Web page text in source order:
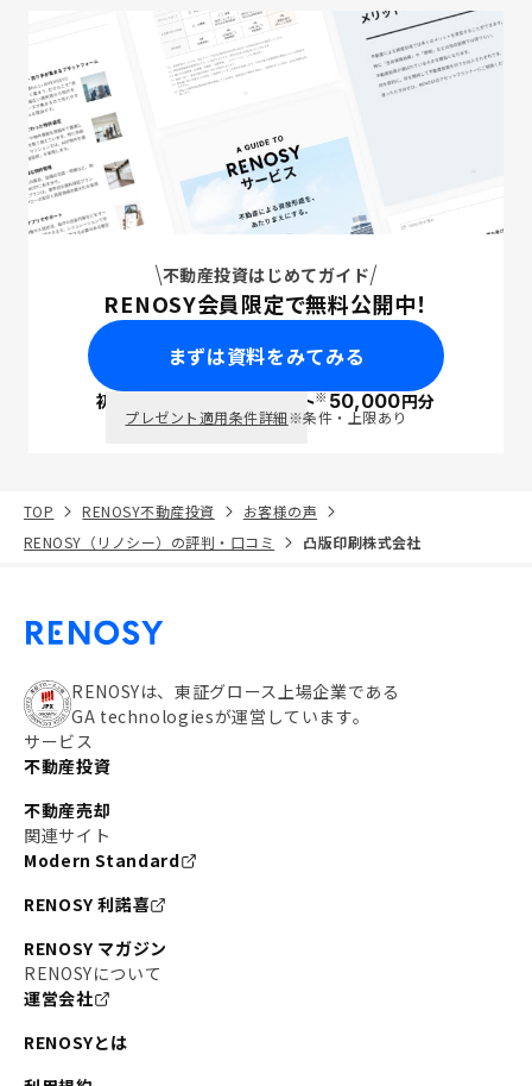
不動産投資はじめてガイド
RENOSY会員限定で無料公開中！
まずは資料をみてみる
初回面談で ポイント※50,000円分
プレゼント適用条件詳細※条件・上限あり
TOP RENOSY不動産投資
お客様の声
RENOSY（リノシー）の評判・口コミ
凸版印刷株式会社
RENOSYは、東証グロース上場企業である
GA technologiesが運営しています。
サービス
不動産投資
不動産売却
関連サイト
Modern Standard
RENOSY 利諾喜
RENOSY マガジン
RENOSYについて
運営会社
RENOSYとは